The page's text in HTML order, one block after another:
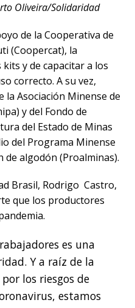
Oliveira/Solidaridad
de la Cooperativa de
(Coopercat), la
y de capacitar a los
correcto. A su vez,
la Asociación Minense de
y del Fondo de
del Estado de Minas
del Programa Minense
de algodón (Proalminas).
Brasil, Rodrigo Castro,
que los productores
es una
Y a raíz de la
los riesgos de
estamos